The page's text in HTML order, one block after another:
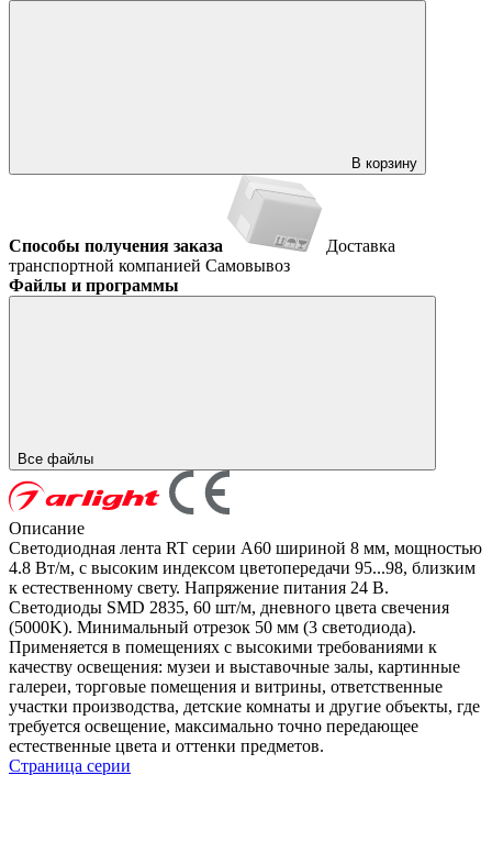
В корзину
Способы получения заказа
Доставка
транспортной компанией Самовывоз
Файлы и программы
Все файлы
Описание
Светодиодная лента RT серии A60 шириной 8 мм, мощностью
4.8 Вт/м, с высоким индексом цветопередачи 95...98, близким
к естественному свету. Напряжение питания 24 В.
Светодиоды SMD 2835, 60 шт/м, дневного цвета свечения
(5000K). Минимальный отрезок 50 мм (3 светодиода).
Применяется в помещениях с высокими требованиями к
качеству освещения: музеи и выставочные залы, картинные
галереи, торговые помещения и витрины, ответственные
участки производства, детские комнаты и другие объекты, где
требуется освещение, максимально точно передающее
естественные цвета и оттенки предметов.
Страница серии